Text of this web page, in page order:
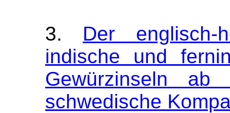
3. Der englisch-
indische und
Gewürzinseln
schwedische